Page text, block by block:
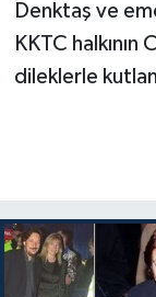
Denktaş ve
KKTC halkının
dileklerle